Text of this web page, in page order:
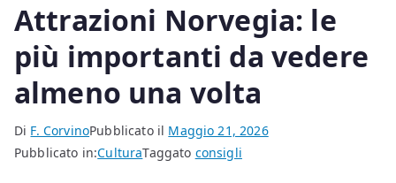
Attrazioni Norvegia: le
più importanti da vedere
almeno una volta
Di F. CorvinoPubblicato il Maggio 21, 2026
Pubblicato in:CulturaTaggato consigli